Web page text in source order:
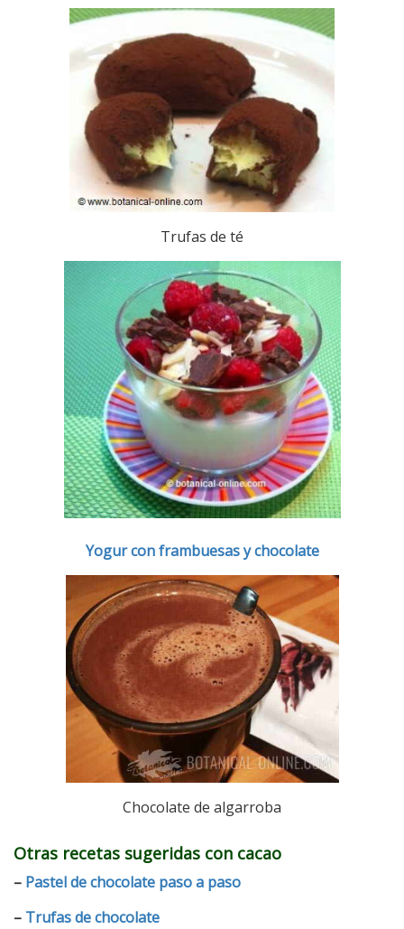
Trufas de té
Yogur con frambuesas y chocolate
Chocolate de algarroba
Otras recetas sugeridas con cacao
– Pastel de chocolate paso a paso
– Trufas de chocolate